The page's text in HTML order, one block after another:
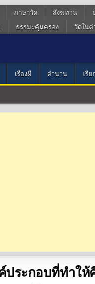
ภาษาวัด สังฆทาน
ธรรมะคุ้มครอง วัดในต่
เรื่องผี ตำนาน เรี
ประกอบที่ทำใ